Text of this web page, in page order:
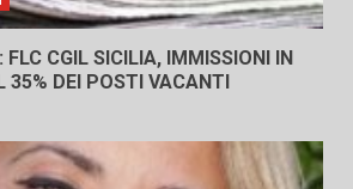
FLC CGIL SICILIA, IMMISSIONI IN
35% DEI POSTI VACANTI